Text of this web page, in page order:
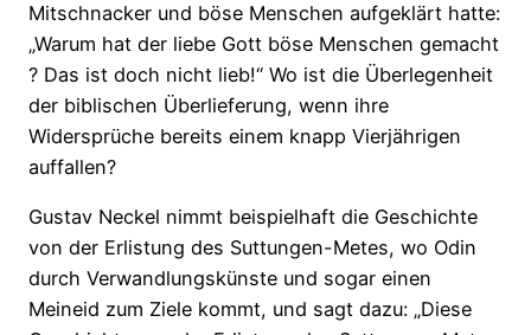
Mitschnacker und böse Menschen aufgeklärt hatte:
„Warum hat der liebe Gott böse Menschen gemacht
? Das ist doch nicht lieb!“ Wo ist die Überlegenheit
der biblischen Überlieferung, wenn ihre
Widersprüche bereits einem knapp Vierjährigen
auffallen?
Gustav Neckel nimmt beispielhaft die Geschichte
von der Erlistung des Suttungen-Metes, wo Odin
durch Verwandlungskünste und sogar einen
Meineid zum Ziele kommt, und sagt dazu: „Diese